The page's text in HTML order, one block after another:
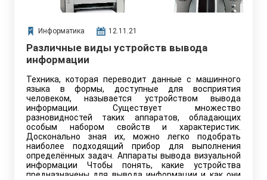
Информатика 12.11.21
Различные виды устройств вывода
информации
Техника, которая переводит данные с машинного
языка в формы, доступные для восприятия
человеком, называется устройством вывода
информации. Существует множество
разновидностей таких аппаратов, обладающих
особым набором свойств и характеристик.
Досконально зная их, можно легко подобрать
наиболее подходящий прибор для выполнения
определённых задач. Аппараты вывода визуальной
информации Чтобы понять, какие устройства
предназначены для вывода информации и как они